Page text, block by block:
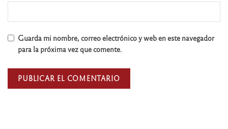
Guarda mi nombre, correo electrónico y web en este navegador
para la próxima vez que comente.